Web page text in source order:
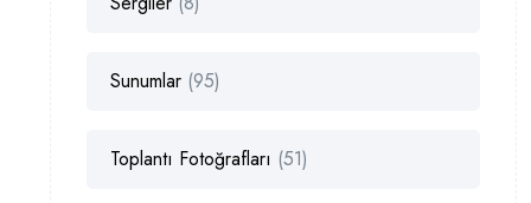
Sunumlar (95)
Toplantı Fotoğrafları (51)